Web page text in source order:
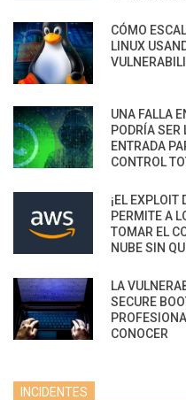
CÓMO
LINUX
UNA FALLA
PODRÍA SER
ENTRADA
CONTROL
¡EL EXPLOIT
PERMITE A
TOMAR EL
NUBE SIN
LA
SECURE
CONOCER
INCIDENTES